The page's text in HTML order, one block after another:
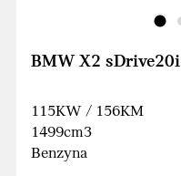
BMW X2 sDrive20i
115KW / 156KM
1499cm3
Benzyna